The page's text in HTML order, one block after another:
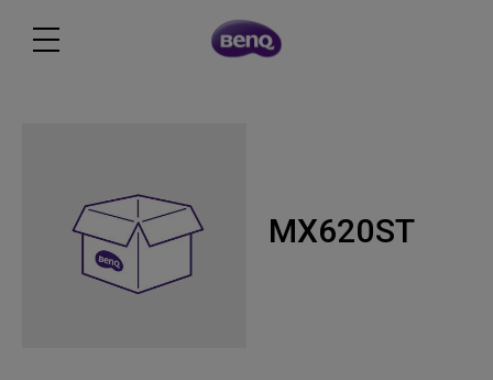
MX620ST